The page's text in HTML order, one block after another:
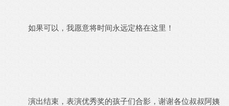
如果可以，我愿意将时间永远定格在这里！
演出结束，表演优秀奖的孩子们合影，谢谢各位叔叔阿姨